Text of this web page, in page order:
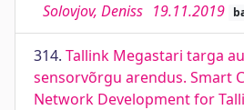
Solovjov, Deniss 19.11.2019
314. Tallink Megastari targa
sensorvõrgu arendus. Smart
Network Development for